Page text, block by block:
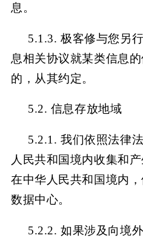
息。
5.1.3. 极客修与您另
息相关协议就某类信息
的，从其约定。
5.2. 信息存放地域
5.2.1. 我们依照法律
人民共和国境内收集和
在中华人民共和国境内
数据中心。
5.2.2. 如果涉及向境